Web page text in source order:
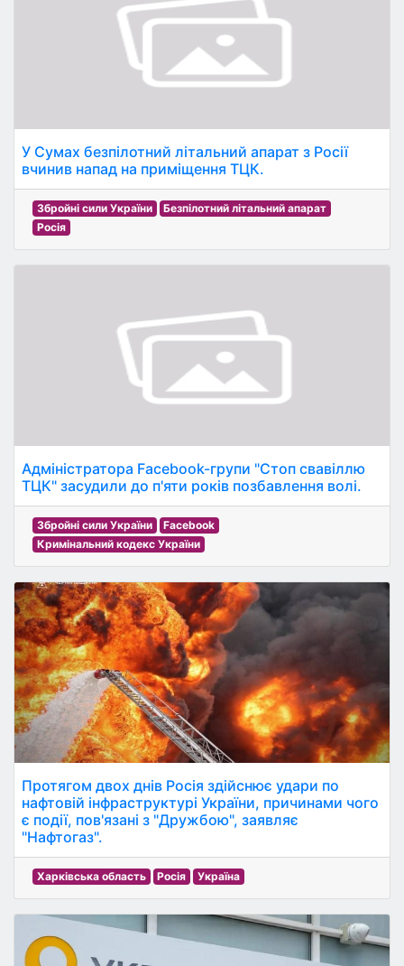
У Сумах безпілотний літальний апарат з Росії
вчинив напад на приміщення ТЦК.
Збройні сили України
Безпілотний літальний апарат
Росія
Адміністратора Facebook-групи "Стоп свавіллю
ТЦК" засудили до п'яти років позбавлення волі.
Збройні сили України
Facebook
Кримінальний кодекс України
Протягом двох днів Росія здійснює удари по
нафтовій інфраструктурі України, причинами чого
є події, пов'язані з "Дружбою", заявляє
"Нафтогаз".
Харківська область Росія Україна